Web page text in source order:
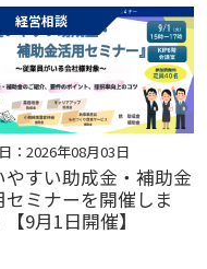
経営相談
：2026年08月03日
やすい助成金・補助金
セミナーを開催しま
9月1日開催】